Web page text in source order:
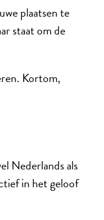
plaatsen te
staat om de
Kortom,
Nederlands als
in het geloof